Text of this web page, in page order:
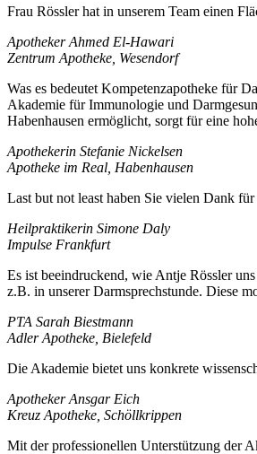
Frau Rössler hat in unserem Team einen
Apotheker Ahmed El-Hawari
Zentrum Apotheke, Wesendorf
Was es bedeutet Kompetenzapotheke für
Akademie für Immunologie und
Habenhausen ermöglicht, sorgt für eine
Apothekerin Stefanie Nickelsen
Apotheke im Real, Habenhausen
Last but not least haben Sie vielen Dank
Heilpraktikerin Simone Daly
Impulse Frankfurt
Es ist beeindruckend, wie Antje Rössler
z.B. in unserer Darmsprechstunde. Diese
PTA Sarah Biestmann
Adler Apotheke, Bielefeld
Die Akademie bietet uns konkrete
Apotheker Ansgar Eich
Kreuz Apotheke, Schöllkrippen
Mit der professionellen Unterstützung der